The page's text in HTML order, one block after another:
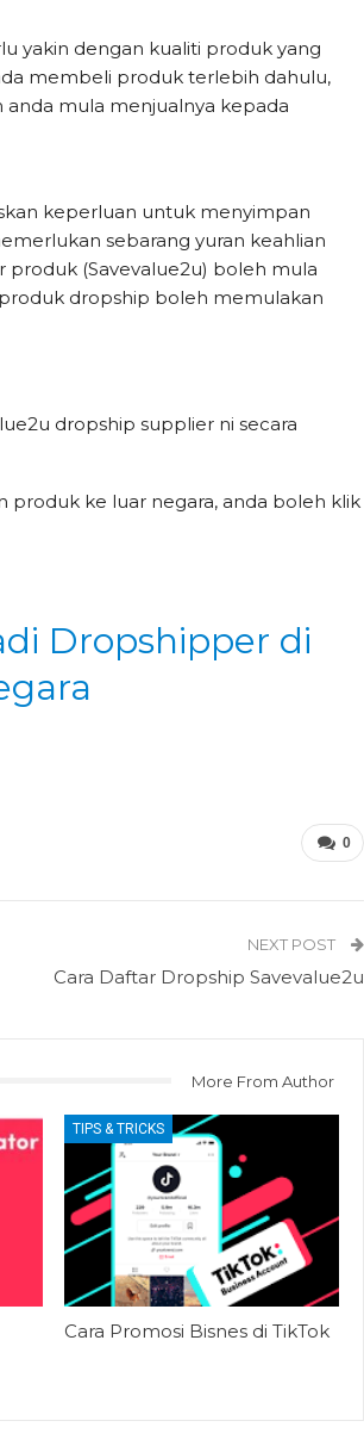
yakin dengan kualiti produk yang
membeli produk terlebih dahulu,
mula menjualnya kepada
keperluan untuk menyimpan
sebarang yuran keahlian
produk (Savevalue2u) boleh mula
dropship boleh memulakan
dropship supplier ni secara
produk ke luar negara, anda boleh klik
Dropshipper di
0
NEXT POST
Cara Daftar Dropship Savevalue2u
More From Author
TIPS & TRICKS
Cara Promosi Bisnes di TikTok